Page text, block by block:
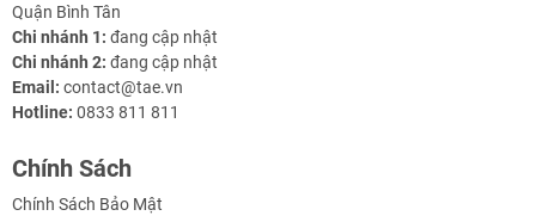
Quận Bình Tân
Chi nhánh 1: đang cập nhật
Chi nhánh 2: đang cập nhật
Email: contact@tae.vn
Hotline: 0833 811 811
Chính Sách
Chính Sách Bảo Mật